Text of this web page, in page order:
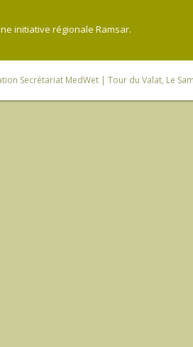
initiative régionale Ramsar.
Secrétariat MedWet | Tour du Valat, Le